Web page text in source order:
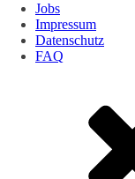
Jobs
Impressum
Datenschutz
FAQ